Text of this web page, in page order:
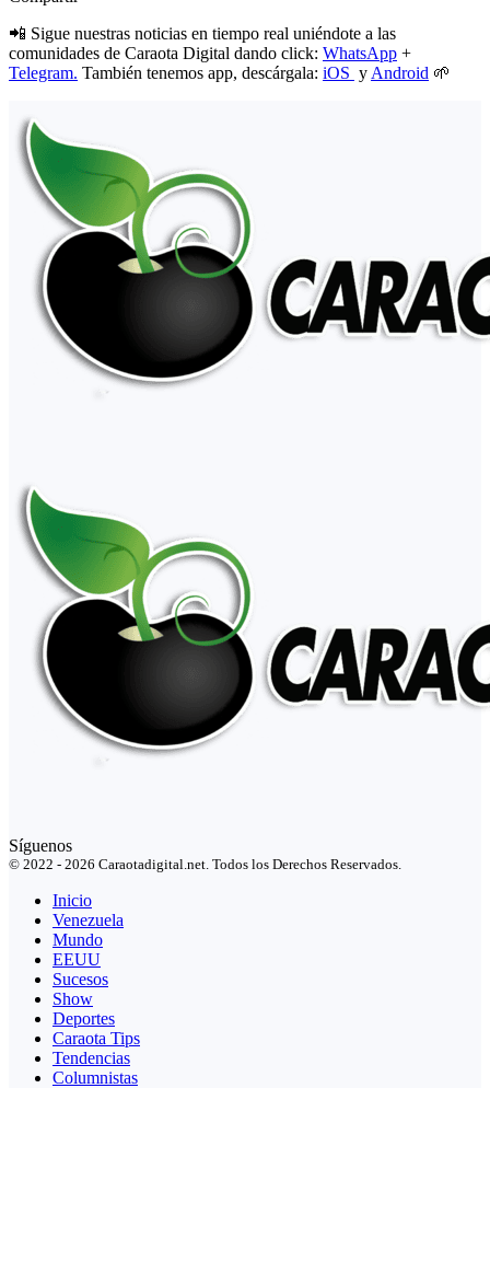
📲 Sigue nuestras noticias en tiempo real uniéndote a las
comunidades de Caraota Digital dando click: WhatsApp +
Telegram. También tenemos app, descárgala: iOS y Android 🌱
Síguenos
© 2022 - 2026 Caraotadigital.net. Todos los Derechos Reservados.
Inicio
Venezuela
Mundo
EEUU
Sucesos
Show
Deportes
Caraota Tips
Tendencias
Columnistas